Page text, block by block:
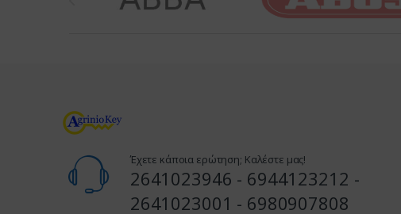
Έχετε κάποια ερώτηση; Καλέστε μας!
2641023946 - 6944123212 -
2641023001 - 6980907808